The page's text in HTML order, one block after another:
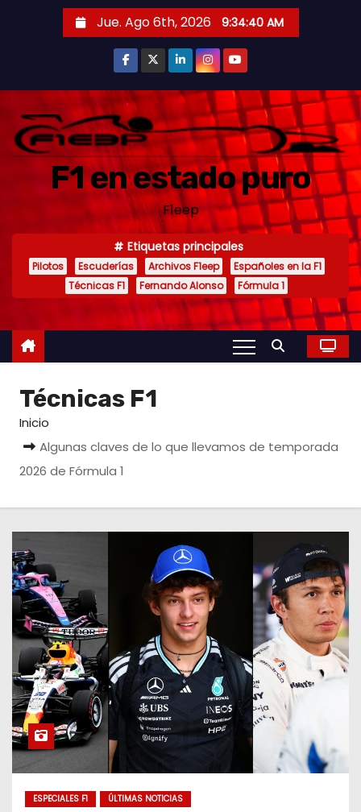
i
Jue. Ago 6th, 2026 9:34:43 AM
F1 en estado puro
F1eep
Etiquetas principales
Pilotos Escuderías Archivos F1eep
Españoles en la F1
Técnicas F1
Fernando Alonso Fórmula 1
Técnicas F1
Inicio
Algunas claves de lo que llevamos de temporada
2026 de Fórmula 1
ESPECIALES F1 ÚLTIMAS NOTICIAS